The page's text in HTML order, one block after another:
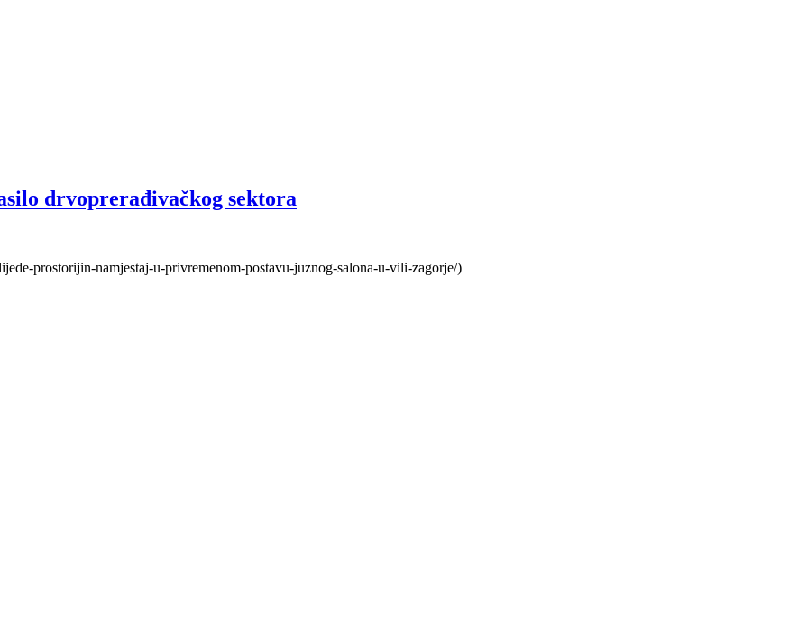
drvoprerađivačkog sektora
prostorijin-namjestaj-u-privremenom-postavu-juznog-salona-u-vili-zagorje/)